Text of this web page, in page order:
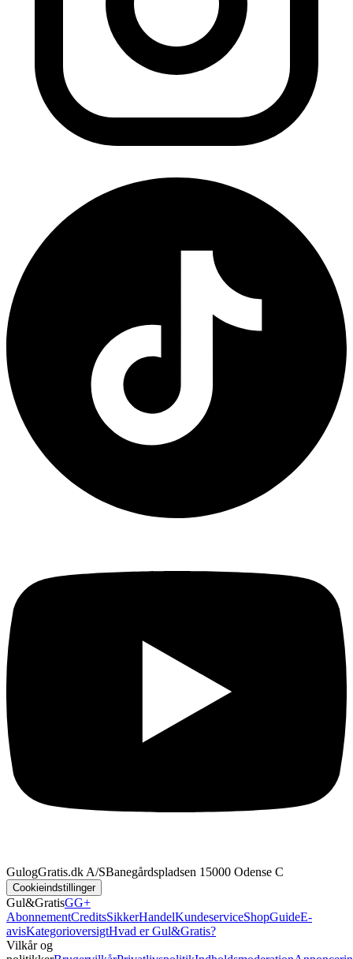
GulogGratis.dk A/SBanegårdspladsen 1 5000 Odense C
Cookieindstillinger
Gul&GratisGG+
AbonnementCreditsSikkerHandelKundeserviceShopGuideE-
avisKategorioversigtHvad er Gul&Gratis?
Vilkår og